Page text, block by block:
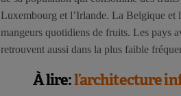
Luxembourg et l’Irlande. La Belgique et
mangeurs quotidiens de fruits. Les pays
retrouvent aussi dans la plus faible
À lire:l’architecture